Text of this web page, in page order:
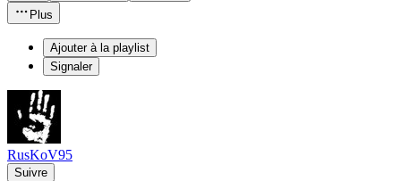
Plus
Ajouter à la playlist
Signaler
RusKoV95
Suivre